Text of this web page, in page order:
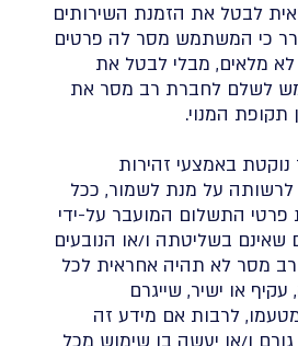
לבטל את הזמנת השירותים
כי המשתמש מסר לה פרטים
לא מלאים, מבלי לבטל את
לשלם לחברת רב מסר את
תקופת המנוי.
נוקטת באמצעי זהירות
לרשותה על מנת לשמור, ככל
פרטי התשלום המועבר על-ידי
בשליטתה ו/או הנובעים
רב מסר לא תהיה אחראית לכל
או ישיר, שייגרם
לרבות אם מידע זה